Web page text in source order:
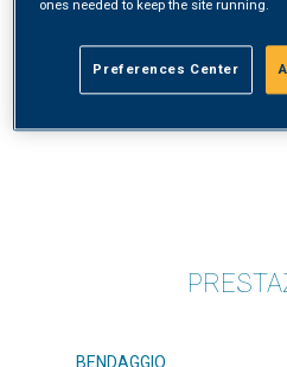
DOTT.
ANGIOLOGIA
Synlab Santa
BENDAGGIO
ones needed to keep the site running.
Preferences Center